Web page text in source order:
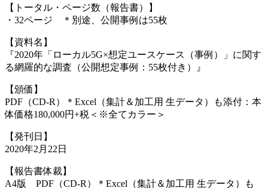
【トータル・ページ数（報告書）】
・32ページ ＊別途、公開事例は55枚
【資料名】
『2020年「ローカル5G×想定ユースケース（事例）」に関す
る網羅的な調査（公開想定事例：55枚付き）』
【頒価】
PDF（CD-R）＊Excel（集計＆加工用 生データ）も添付：本
体価格180,000円+税＜※全てカラー＞
【発刊日】
2020年2月22日
【報告書体裁】
A4版 PDF（CD-R）＊Excel（集計＆加工用 生データ）も